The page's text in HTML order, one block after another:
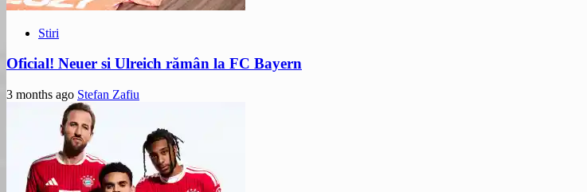
Stiri
Oficial! Neuer si Ulreich rămân la FC Bayern
3 months ago Stefan Zafiu